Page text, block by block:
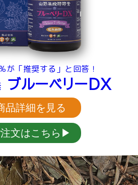
が「推奨する」と回答！
ブルーベリーDX
品詳細を見る
文はこちら▶